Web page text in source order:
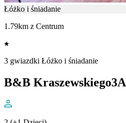
Łóżko i śniadanie
1.79km z Centrum
3 gwiazdki Łóżko i śniadanie
B&B Kraszewskiego3A